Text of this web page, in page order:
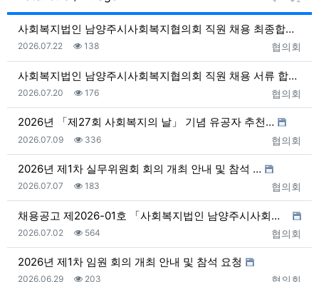
게시판 검
사회복지법인 남양주시사회복지협의회 직원 채용 최종합격자…
등록자
협의회
등록일
2026.07.22 조회
138
사회복지법인 남양주시사회복지협의회 직원 채용 서류 합격…
등록자
협의회
등록일
2026.07.20 조회
176
2026년 「제27회 사회복지의 날」 기념 유공자 추천…
등록자
협의회
등록일
2026.07.09 조회
336
2026년 제1차 실무위원회 회의 개최 안내 및 참석 …
등록자
협의회
등록일
2026.07.07 조회
183
채용공고 제2026-01호 「사회복지법인 남양주시사회복…
등록자
협의회
등록일
2026.07.02 조회
564
2026년 제1차 임원 회의 개최 안내 및 참석 요청
등록자
등록일
2026.06.29 조회
203